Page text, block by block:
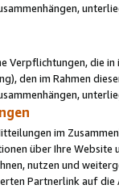
Verpflichtungen, die
den im Rahmen
im
über Ihre
nutzen und
Partnerlink auf die